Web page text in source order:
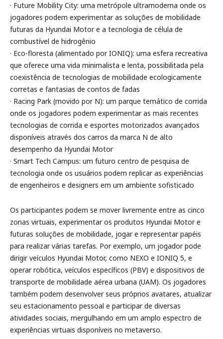
· Future Mobility City: uma metrópole ultramoderna onde os
jogadores podem experimentar as soluções de mobilidade
futuras da Hyundai Motor e a tecnologia de célula de
combustível de hidrogênio
· Eco-floresta (alimentado por IONIQ): uma esfera recreativa
que oferece uma vida minimalista e lenta, possibilitada pela
coexistência de tecnologias de mobilidade ecologicamente
corretas e fantasias de contos de fadas
· Racing Park (movido por N): um parque temático de corrida
onde os jogadores podem experimentar as mais recentes
tecnologias de corrida e esportes motorizados avançados
disponíveis através dos carros da marca N de alto
desempenho da Hyundai Motor
· Smart Tech Campus: um futuro centro de pesquisa de
tecnologia onde os usuários podem replicar as experiências
de engenheiros e designers em um ambiente sofisticado
Os participantes podem se mover livremente entre as cinco
zonas virtuais, experimentar os produtos Hyundai Motor e
futuras soluções de mobilidade, jogar e representar papéis
para realizar várias tarefas. Por exemplo, um jogador pode
dirigir veículos Hyundai Motor, como NEXO e IONIQ 5, e
operar robótica, veículos específicos (PBV) e dispositivos de
transporte de mobilidade aérea urbana (UAM). Os jogadores
também podem desenvolver seus próprios avatares, atualizar
seu estacionamento pessoal e participar de diversas
atividades sociais, mergulhando em um amplo espectro de
experiências virtuais disponíveis no metaverso.